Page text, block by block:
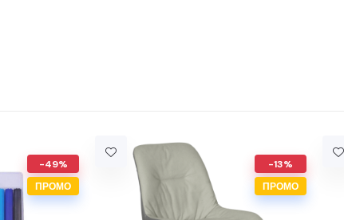
-49%
ПРОМО
-13%
ПРОМО